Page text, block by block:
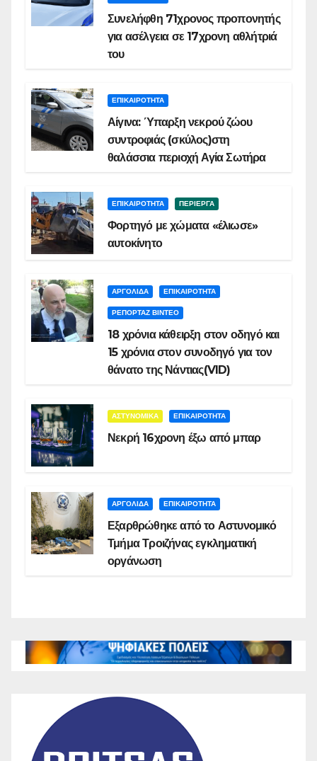
Συνελήφθη 71χρονος προπονητής
για ασέλγεια σε 17χρονη αθλήτριά
του
ΕΠΙΚΑΙΡΟΤΗΤΑ
Αίγινα: Ύπαρξη νεκρού ζώου
συντροφιάς (σκύλος)στη
θαλάσσια περιοχή Αγία Σωτήρα
ΕΠΙΚΑΙΡΟΤΗΤΑ ΠΕΡΙΕΡΓΑ
Φορτηγό με χώματα «έλιωσε»
αυτοκίνητο
ΑΡΓΟΛΙΔΑ ΕΠΙΚΑΙΡΟΤΗΤΑ
ΡΕΠΟΡΤΑΖ ΒΙΝΤΕΟ
18 χρόνια κάθειρξη στον οδηγό και
15 χρόνια στον συνοδηγό για τον
θάνατο της Νάντιας(VID)
ΑΣΤΥΝΟΜΙΚΑ ΕΠΙΚΑΙΡΟΤΗΤΑ
Νεκρή 16χρονη έξω από μπαρ
ΑΡΓΟΛΙΔΑ ΕΠΙΚΑΙΡΟΤΗΤΑ
Εξαρθρώθηκε από το Αστυνομικό
Τμήμα Τροιζήνας εγκληματική
οργάνωση